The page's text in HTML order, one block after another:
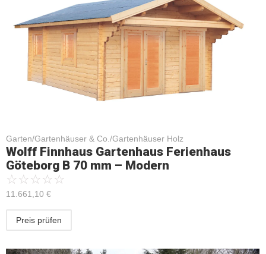
Garten/Gartenhäuser & Co./Gartenhäuser Holz
Wolff Finnhaus Gartenhaus Ferienhaus
Göteborg B 70 mm – Modern
☆☆☆☆☆
11.661,10 €
Preis prüfen